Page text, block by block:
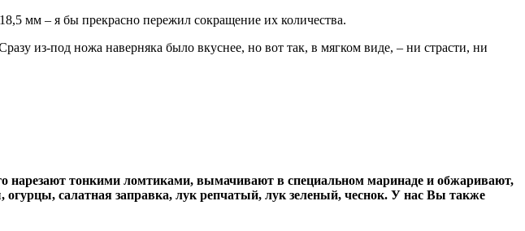
мм – я бы прекрасно пережил сокращение их количества.
из-под ножа наверняка было вкуснее, но вот так, в мягком виде, – ни страсти, ни
нарезают тонкими ломтиками, вымачивают в специальном маринаде и обжаривают,
салатная заправка, лук репчатый, лук зеленый, чеснок. У нас Вы также